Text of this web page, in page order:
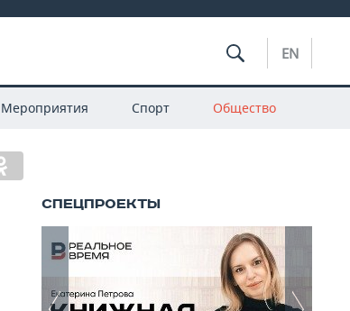
EN
Мероприятия Спорт Общество